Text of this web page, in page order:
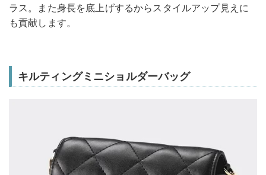
ラス。また身長を底上げするからスタイルアップ見えに
も貢献します。
キルティングミニショルダーバッグ